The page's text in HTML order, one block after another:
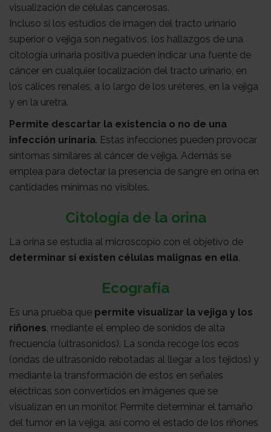
visualización de células cancerosas.
Incluso si los estudios de imagen del tracto urinario
superior o vejiga son negativos, los hallazgos de una
citología urinaria positiva pueden indicar una fuente de
cáncer en cualquier localización del tracto urinario, en
los cálices renales, a lo largo de los uréteres, en la vejiga
y en la uretra.
Permite descartar la existencia o no de una
infección urinaria. Estas infecciones pueden provocar
síntomas similares al cáncer de vejiga. Además se
emplea para detectar la presencia de sangre en orina en
cantidades mínimas no visibles.
Citología de la orina
La orina se estudia al microscopio con el objetivo de
determinar si existen células malignas en ella.
Ecografía
Es una prueba que permite visualizar la vejiga y los
riñones, mediante el empleo de sonidos de alta
frecuencia (ultrasonidos). La sonda recoge los ecos
(ondas de ultrasonido rebotadas al llegar a los tejidos) y
mediante la transformación de estos en señales
eléctricas son convertidos en imágenes que se
visualizan en un monitor. Permite determinar el tamaño
del tumor en la vejiga, así como el estado de los riñones